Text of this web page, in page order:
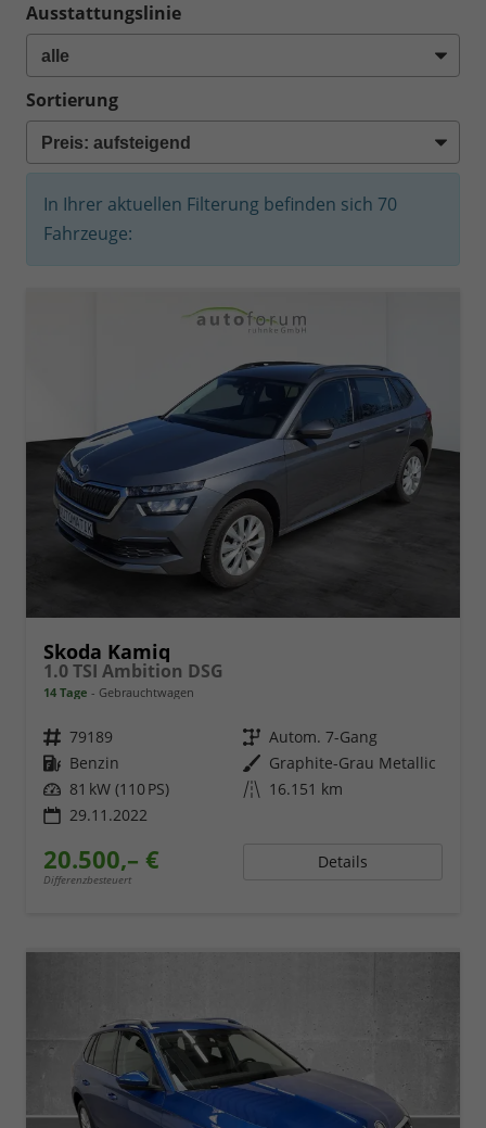
Ausstattungslinie
Sortierung
In Ihrer aktuellen Filterung befinden sich 70
Fahrzeuge:
Skoda Kamiq
1.0 TSI Ambition DSG
14 Tage Gebrauchtwagen
Fahrzeugnr. 79189 Getriebe Autom. 7-Gang
Kraftstoff Benzin Außenfarbe Graphite-Grau Metallic
Leistung 81 kW (110 PS) Kilometerstand 16.151 km
29.11.2022
20.500,– €
Differenzbesteuert
Details